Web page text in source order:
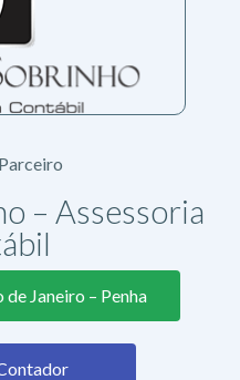
– Assessoria
Janeiro – Penha